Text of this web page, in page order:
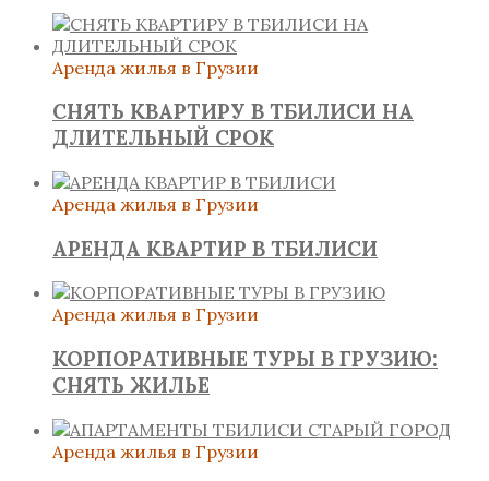
Аренда жилья в Грузии
СНЯТЬ КВАРТИРУ В ТБИЛИСИ НА
ДЛИТЕЛЬНЫЙ СРОК
Аренда жилья в Грузии
АРЕНДА КВАРТИР В ТБИЛИСИ
Аренда жилья в Грузии
КОРПОРАТИВНЫЕ ТУРЫ В ГРУЗИЮ:
СНЯТЬ ЖИЛЬЕ
Аренда жилья в Грузии